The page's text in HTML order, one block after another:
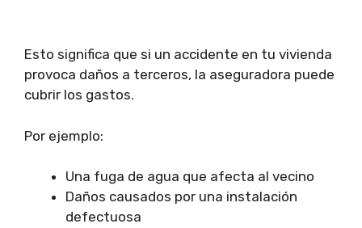
Esto significa que si un accidente en tu vivienda
provoca daños a terceros, la aseguradora puede
cubrir los gastos.
Por ejemplo:
Una fuga de agua que afecta al vecino
Daños causados por una instalación
defectuosa